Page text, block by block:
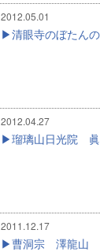
2012.05.01
清眼寺のぼたんの
2012.04.27
瑠璃山日光院 眞
2011.12.17
曹洞宗 澤龍山